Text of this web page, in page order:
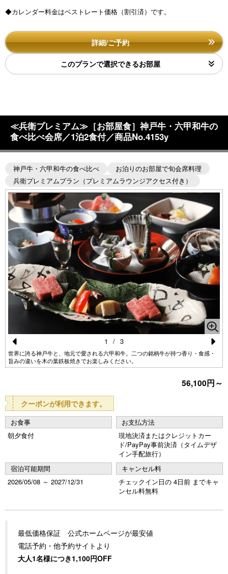
◆カレンダー料金はベストレート価格（割引済）です。
詳細/ご予約
このプランで選択できるお部屋
≪兵衛プレミアム≫［お部屋食］神戸牛・六甲和牛の
食べ比べ会席／1泊2食付／商品No.4153y
神戸牛・六甲和牛の食べ比べ
お泊りのお部屋で旬会席料理
兵衛プレミアムプラン（プレミアムラウンジアクセス付き）
Pr
e
o
u
s
世界に誇る神戸牛と、地元で愛される六甲和牛。二つの銘柄牛が持つ香り・食感・
旨みの違いを木の葉鉄板焼きでお楽しみください。
N
e
xt
1 / 3
56,100円～
クーポンが利用できます。
お食事
朝夕食付
お支払方法
現地決済またはクレジットカー
ド/PayPay事前決済（タイムデザ
イン手配旅行）
宿泊可能期間
2026/05/08 ～ 2027/12/31
キャンセル料
チェックイン日の 4日前 までキャ
ンセル料無料
最低価格保証 公式ホームページが最安値
電話予約・他予約サイトより
大人1名様につき1,100円OFF